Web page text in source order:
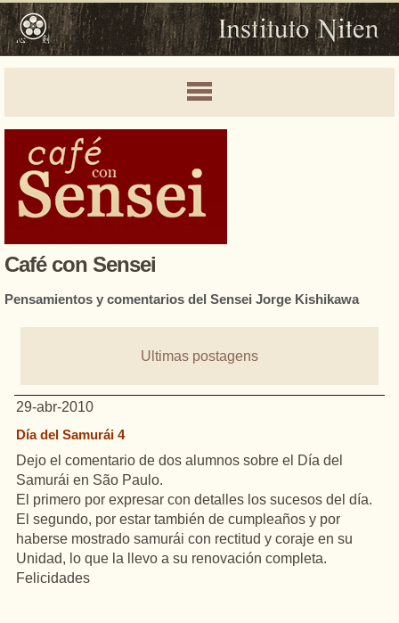
Café con Sensei
Pensamientos y comentarios del Sensei Jorge Kishikawa
Ultimas postagens
29-abr-2010
Día del Samurái 4
Dejo el comentario de dos alumnos sobre el Día del
Samurái en São Paulo.
El primero por expresar con detalles los sucesos del día.
El segundo, por estar también de cumpleaños y por
haberse mostrado samurái con rectitud y coraje en su
Unidad, lo que la llevo a su renovación completa.
Felicidades